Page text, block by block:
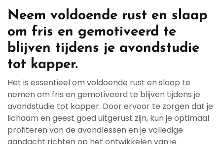
Neem voldoende rust en slaap
om fris en gemotiveerd te
blijven tijdens je avondstudie
tot kapper.
Het is essentieel om voldoende rust en slaap te
nemen om fris en gemotiveerd te blijven tijdens je
avondstudie tot kapper. Door ervoor te zorgen dat je
lichaam en geest goed uitgerust zijn, kun je optimaal
profiteren van de avondlessen en je volledige